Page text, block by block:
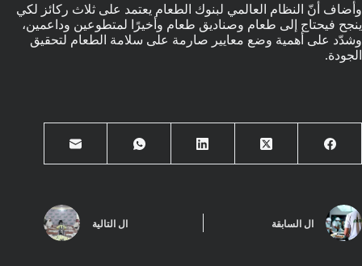
وأضاف أنّ النظام العالمي لبنوك الطعام يعتمد على ثلاث ركائز لكي
ينجح فيحتاج إلى طعام وصناديق طعام وأخيرًا لمتطوعين وداعمين،
وشدّد على أهمية وضع معايير صارمة على سلامة الطعام لتحقيق
الجودة.
ال السابقة ال التالية